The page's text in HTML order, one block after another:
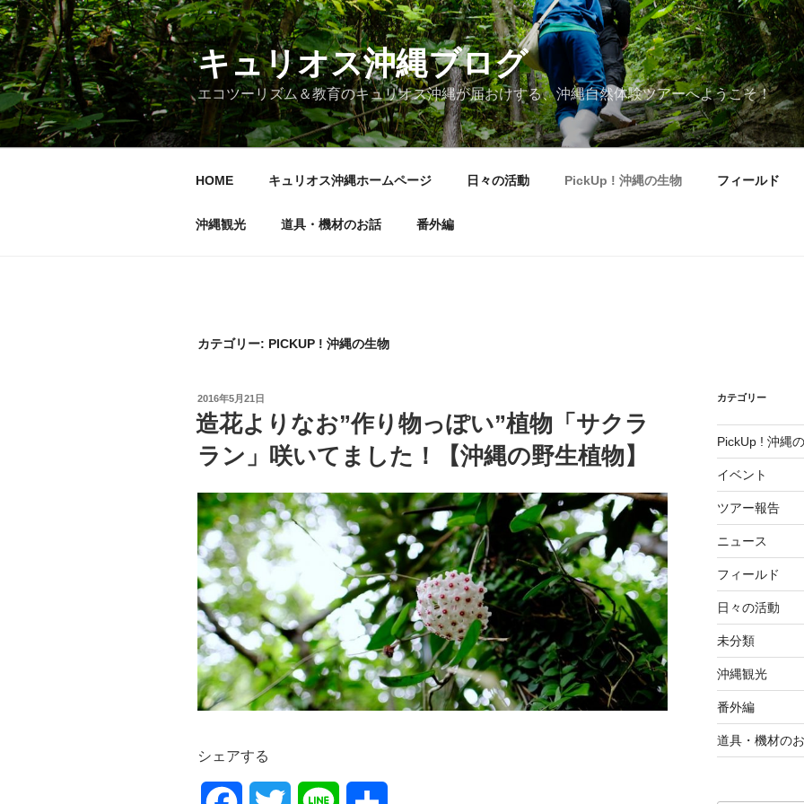
コ
ン
テ
ン
ツ
へ
キュリオス沖縄ブログ
エコツーリズム＆教育のキュリオス沖縄が届おけする、沖縄自然体験ツアーへようこそ！
HOME キュリオス沖縄ホームページ 日々の活動 PickUp ! 沖縄の生物 フィールド
沖縄観光 道具・機材のお話 番外編
カテゴリー: PICKUP ! 沖縄の生物
投
稿
日:
2016年5月21日
造花よりなお”作り物っぽい”植物「サクラ
ラン」咲いてました！【沖縄の野生植物】
シェアする
カテゴリー
PickUp ! 沖縄
イベント
ツアー報告
ニュース
フィールド
日々の活動
未分類
沖縄観光
番外編
道具・機材の